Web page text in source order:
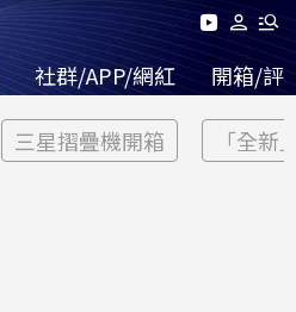
社群/APP/網紅 開箱/評
三星摺疊機開箱 「全新